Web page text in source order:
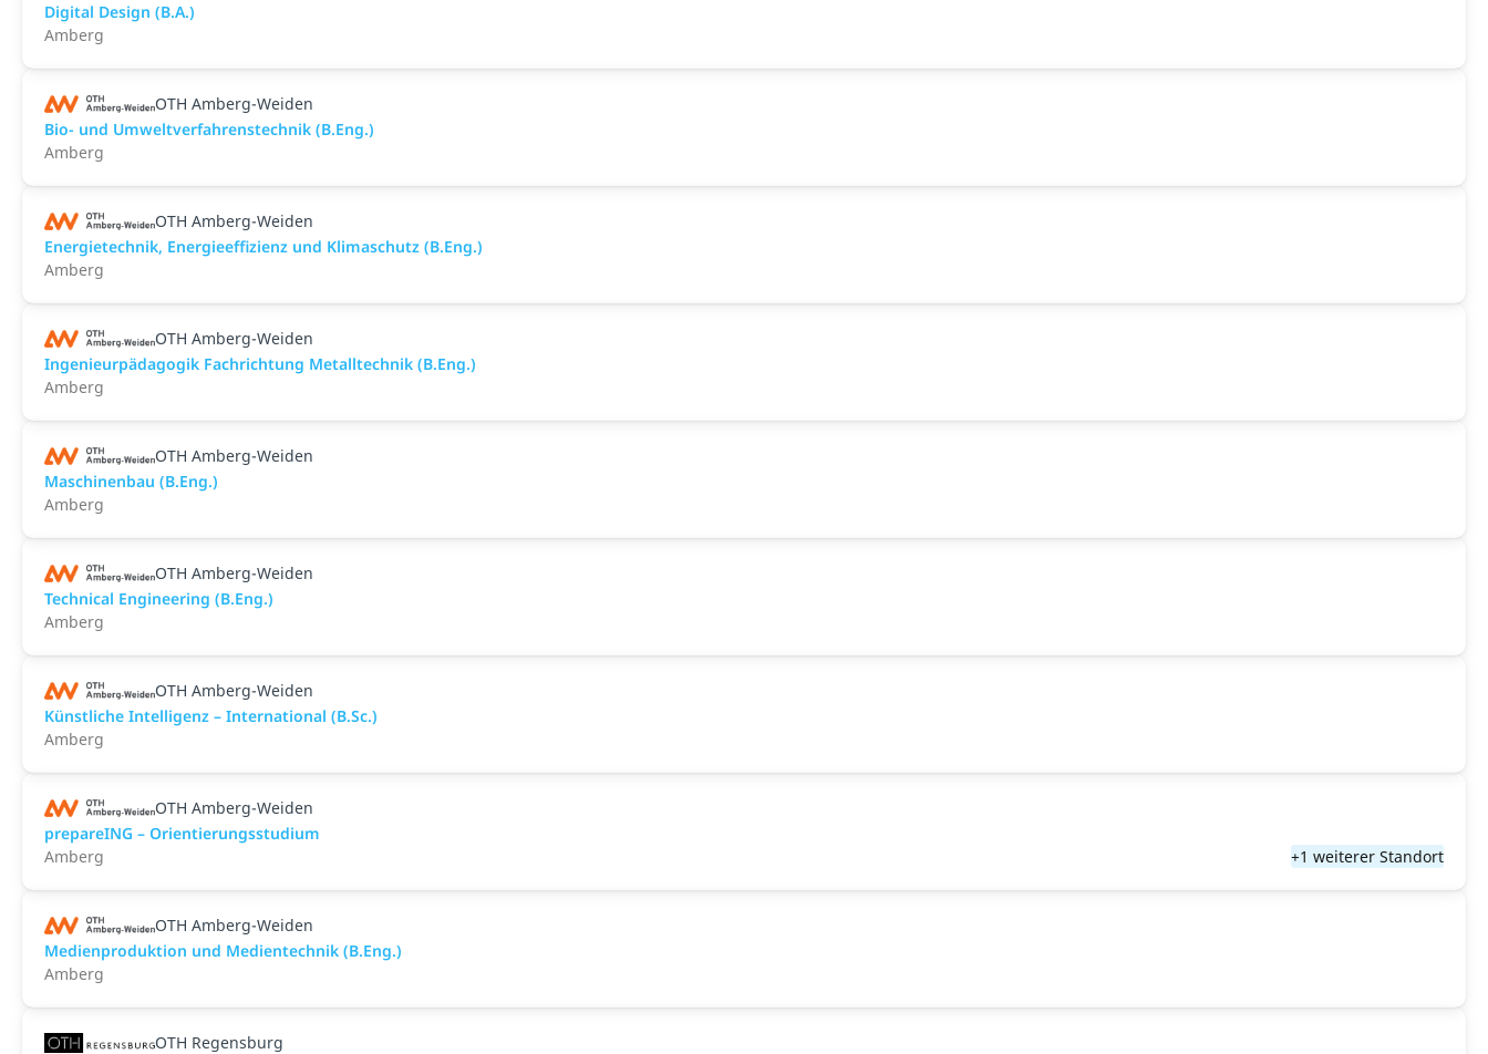
Digital Design (B.A.)
Amberg
OTH Amberg-Weiden
Bio- und Umweltverfahrenstechnik (B.Eng.)
Amberg
OTH Amberg-Weiden
Energietechnik, Energieeffizienz und Klimaschutz (B.Eng.)
Amberg
OTH Amberg-Weiden
Ingenieurpädagogik Fachrichtung Metalltechnik (B.Eng.)
Amberg
OTH Amberg-Weiden
Maschinenbau (B.Eng.)
Amberg
OTH Amberg-Weiden
Technical Engineering (B.Eng.)
Amberg
OTH Amberg-Weiden
Künstliche Intelligenz – International (B.Sc.)
Amberg
OTH Amberg-Weiden
prepareING – Orientierungsstudium
Amberg
+1 weiterer Standort
OTH Amberg-Weiden
Medienproduktion und Medientechnik (B.Eng.)
Amberg
OTH Regensburg